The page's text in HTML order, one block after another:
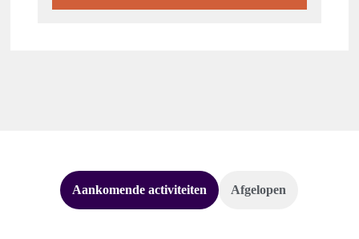
Aankomende activiteiten Afgelopen